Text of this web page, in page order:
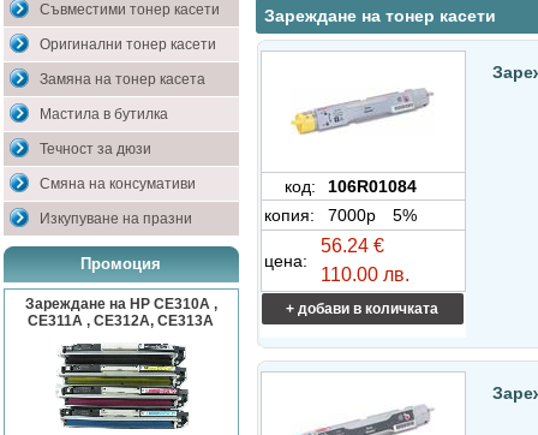
Съвместими тонер касети
Оригинални тонер касети
Замяна на тонер касета
Мастила в бутилка
Течност за дюзи
Смяна на консумативи
Изкупуване на празни
Промоция
Зареждане на HP CE310A ,
CE311A , CE312A, CE313A
Зареждане на тонер касети
код:
106R01084
копия:
7000p 5%
цена:
56.24 €
110.00 лв.
+ добави в количката